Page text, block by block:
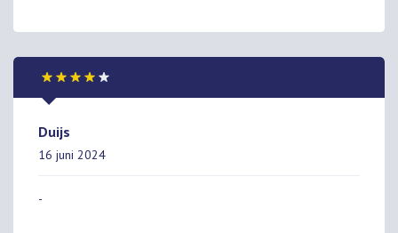
Duijs
16 juni 2024
-